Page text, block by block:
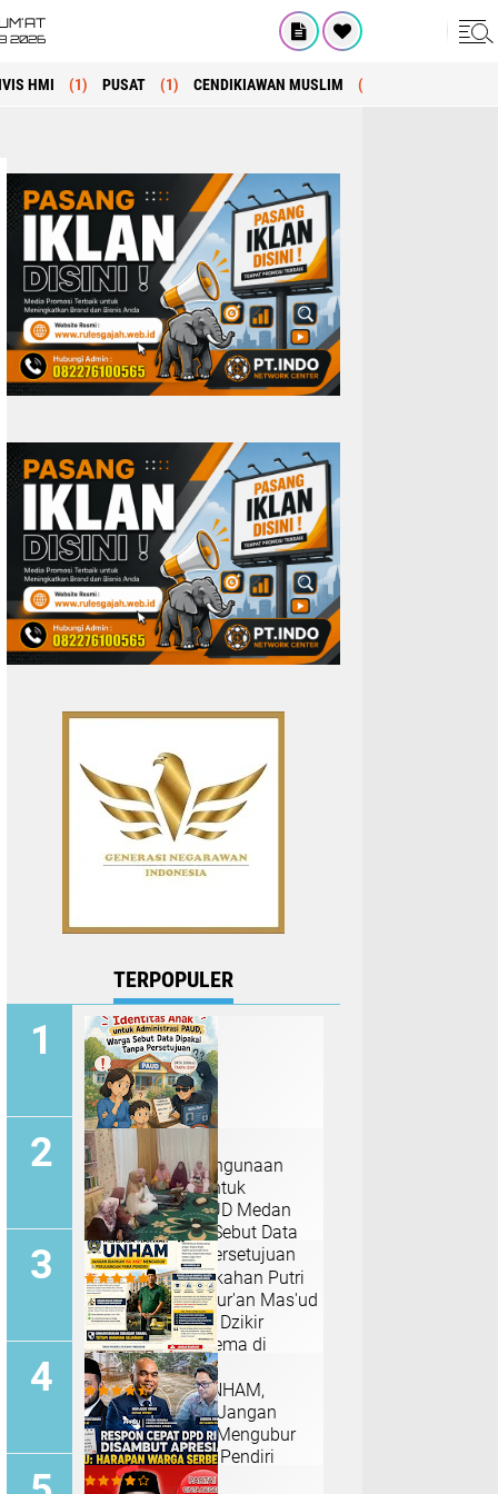
2026
HMI (1) PUSAT (1) CENDIKIAWAN MUSLIM (1)
TERPOPULER
Dugaan Penyalahgunaan
Identitas Anak untuk
Administrasi PAUD Medan
Sunggal, Warga Sebut Data
Dipakai Tanpa Persetujuan
H-2 Jelang Pernikahan Putri
Pendiri Rumah Qur'an Mas'ud
Silalahi, Doa dan Dzikir
Bersama Menggema di
Medan
Jaga Marwah UNHAM,
Muhammad Isa: Jangan
Biarkan Isu Aset Mengubur
Perjuangan Para Pendiri